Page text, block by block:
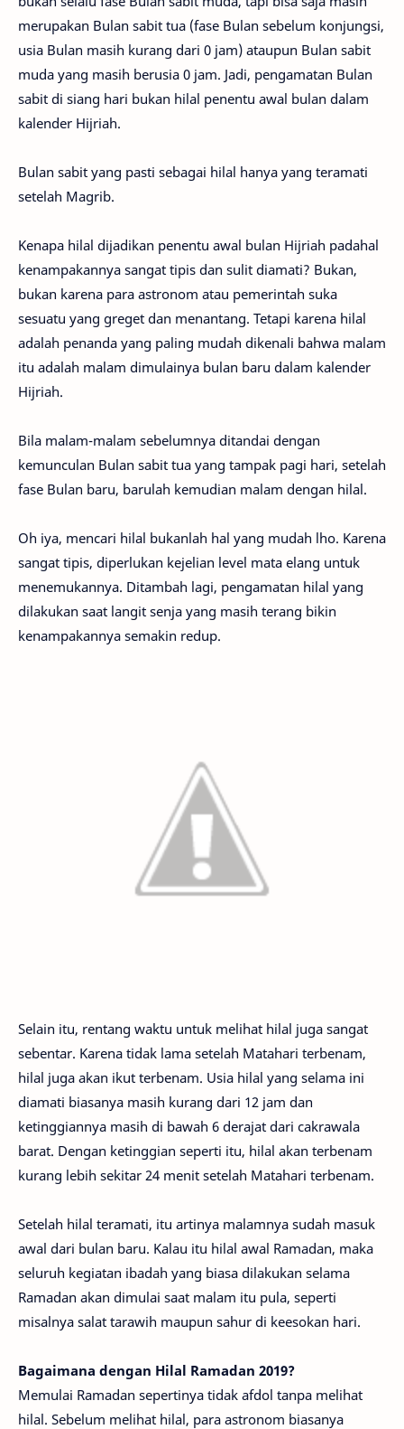
merupakan Bulan sabit tua (fase Bulan sebelum konjungsi,
usia Bulan masih kurang dari 0 jam) ataupun Bulan sabit
muda yang masih berusia 0 jam. Jadi, pengamatan Bulan
sabit di siang hari bukan hilal penentu awal bulan dalam
kalender Hijriah.
Bulan sabit yang pasti sebagai hilal hanya yang teramati
setelah Magrib.
Kenapa hilal dijadikan penentu awal bulan Hijriah padahal
kenampakannya sangat tipis dan sulit diamati? Bukan,
bukan karena para astronom atau pemerintah suka
sesuatu yang greget dan menantang. Tetapi karena hilal
adalah penanda yang paling mudah dikenali bahwa malam
itu adalah malam dimulainya bulan baru dalam kalender
Hijriah.
Bila malam-malam sebelumnya ditandai dengan
kemunculan Bulan sabit tua yang tampak pagi hari, setelah
fase Bulan baru, barulah kemudian malam dengan hilal.
Oh iya, mencari hilal bukanlah hal yang mudah lho. Karena
sangat tipis, diperlukan kejelian level mata elang untuk
menemukannya. Ditambah lagi, pengamatan hilal yang
dilakukan saat langit senja yang masih terang bikin
kenampakannya semakin redup.
Selain itu, rentang waktu untuk melihat hilal juga sangat
sebentar. Karena tidak lama setelah Matahari terbenam,
hilal juga akan ikut terbenam. Usia hilal yang selama ini
diamati biasanya masih kurang dari 12 jam dan
ketinggiannya masih di bawah 6 derajat dari cakrawala
barat. Dengan ketinggian seperti itu, hilal akan terbenam
kurang lebih sekitar 24 menit setelah Matahari terbenam.
Setelah hilal teramati, itu artinya malamnya sudah masuk
awal dari bulan baru. Kalau itu hilal awal Ramadan, maka
seluruh kegiatan ibadah yang biasa dilakukan selama
Ramadan akan dimulai saat malam itu pula, seperti
misalnya salat tarawih maupun sahur di keesokan hari.
Bagaimana dengan Hilal Ramadan 2019?
Memulai Ramadan sepertinya tidak afdol tanpa melihat
hilal. Sebelum melihat hilal, para astronom biasanya